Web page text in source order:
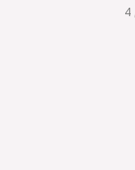
/ حساس كامة كادجار – ميجان 4